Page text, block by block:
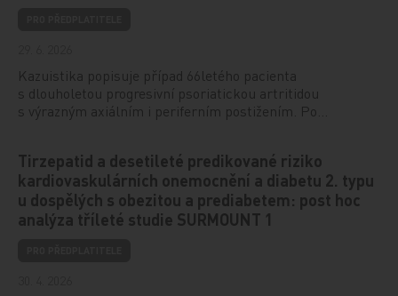
Kazuistika popisuje případ 66letého pacienta
s dlouholetou progresivní psoriatickou artritidou
s výrazným axiálním i periferním postižením. Po…
Tirzepatid a desetileté predikované riziko
kardiovaskulárních onemocnění a diabetu 2. typu
u dospělých s obezitou a prediabetem: post hoc
analýza tříleté studie SURMOUNT 1